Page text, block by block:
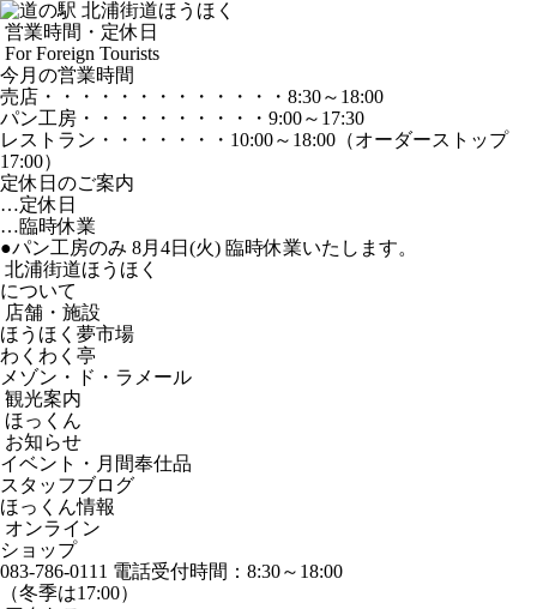
営業時間・定休日
For Foreign Tourists
今月の営業時間
売店 ・・・・・・・・・・・・・ 8:30～18:00
パン工房 ・・・・・・・・・・ 9:00～17:30
レストラン ・・・・・・・ 10:00～18:00 （オーダーストップ
17:00）
定休日のご案内
…定休日
…臨時休業
●パン工房のみ 8月4日(火) 臨時休業いたします。
北浦街道ほうほく
について
店舗・施設
ほうほく夢市場
わくわく亭
メゾン・ド・ラメール
観光案内
ほっくん
お知らせ
イベント・月間奉仕品
スタッフブログ
ほっくん情報
オンライン
ショップ
083-786-0111 電話受付時間：8:30～18:00
（冬季は17:00）